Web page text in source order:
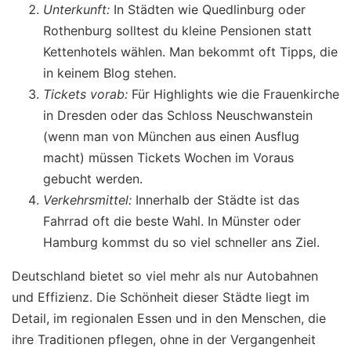
Unterkunft: In Städten wie Quedlinburg oder
Rothenburg solltest du kleine Pensionen statt
Kettenhotels wählen. Man bekommt oft Tipps, die
in keinem Blog stehen.
Tickets vorab: Für Highlights wie die Frauenkirche
in Dresden oder das Schloss Neuschwanstein
(wenn man von München aus einen Ausflug
macht) müssen Tickets Wochen im Voraus
gebucht werden.
Verkehrsmittel: Innerhalb der Städte ist das
Fahrrad oft die beste Wahl. In Münster oder
Hamburg kommst du so viel schneller ans Ziel.
Deutschland bietet so viel mehr als nur Autobahnen
und Effizienz. Die Schönheit dieser Städte liegt im
Detail, im regionalen Essen und in den Menschen, die
ihre Traditionen pflegen, ohne in der Vergangenheit